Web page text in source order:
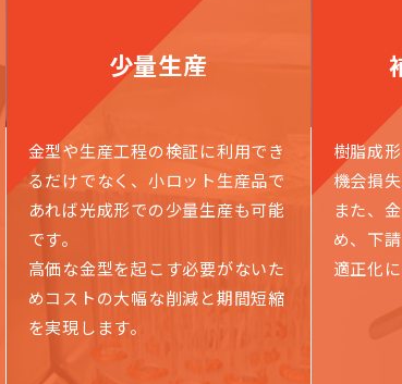
少量生産
⾦型や⽣産⼯程の検証に利⽤でき
るだけでなく、⼩ロット⽣産品で
あれば光成形での少量生産も可能
です。
高価な⾦型を起こす必要がないた
めコストの⼤幅な削減と期間短縮
を実現します。
樹脂成
機会損
また、
め、下
適正化